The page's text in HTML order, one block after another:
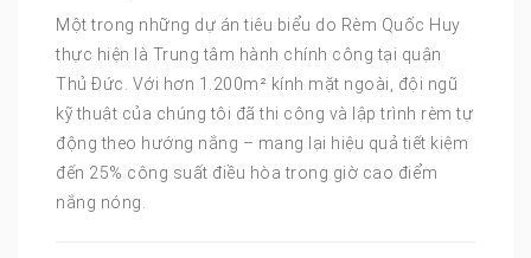
Một trong những dự án tiêu biểu do Rèm Quốc Huy
thực hiện là Trung tâm hành chính công tại quận
Thủ Đức. Với hơn 1.200m² kính mặt ngoài, đội ngũ
kỹ thuật của chúng tôi đã thi công và lập trình rèm tự
động theo hướng nắng – mang lại hiệu quả tiết kiệm
đến 25% công suất điều hòa trong giờ cao điểm
nắng nóng.